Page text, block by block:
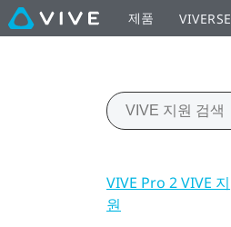
제품 VIVERSE
VIVE Pro 2 VIVE 지
원